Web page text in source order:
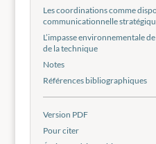
Les coordinations comme
communicationnelle
L’impasse environnementale
de la technique
Notes
Références bibliographiques
Version PDF
Pour citer